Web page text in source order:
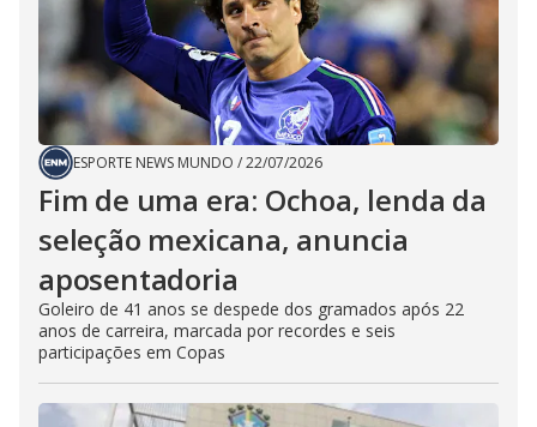
ESPORTE NEWS MUNDO /22/07/2026
Fim de uma era: Ochoa, lenda da
seleção mexicana, anuncia
aposentadoria
Goleiro de 41 anos se despede dos gramados após 22
anos de carreira, marcada por recordes e seis
participações em Copas